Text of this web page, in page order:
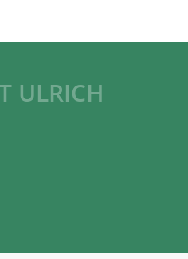
ULRICH